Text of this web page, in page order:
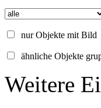
nur Objekte mit Bild
ähnliche Objekte
Weitere